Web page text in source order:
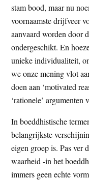
stam bood, maar nu
voornaamste drijfveer
aanvaard worden door
ondergeschikt. En
unieke individualiteit,
we onze mening vlot
doen aan ‘motivated
‘rationele’
In boeddhistische
belangrijkste
eigen groep is. Pas ver
waarheid -in het
immers geen echte